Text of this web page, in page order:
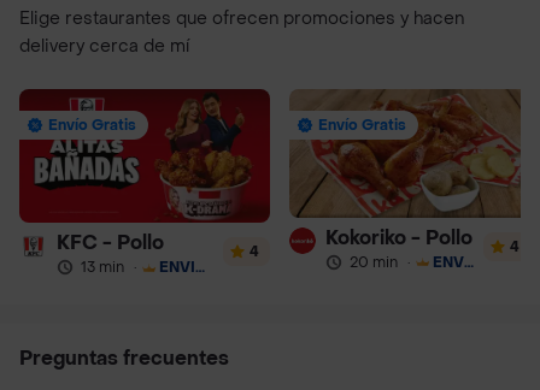
Elige restaurantes que ofrecen promociones y hacen
delivery cerca de mí
Envío Gratis
KFC - Pollo
13 min · ENVÍO GRATIS
4
Envío Gratis
Kokoriko - Pollo
20 min · ENVÍO GRATIS
4
Preguntas frecuentes